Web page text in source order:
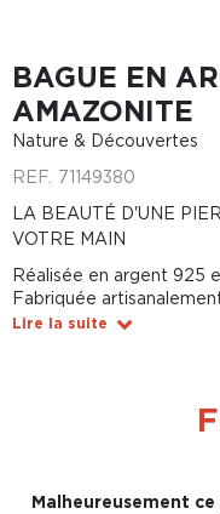
BAGUE EN
AMAZONITE
Nature & Découvertes
REF. 71149380
LA BEAUTÉ D'UNE
VOTRE MAIN
Réalisée en argent 925
Fabriquée
Lire la suite
Malheureusement